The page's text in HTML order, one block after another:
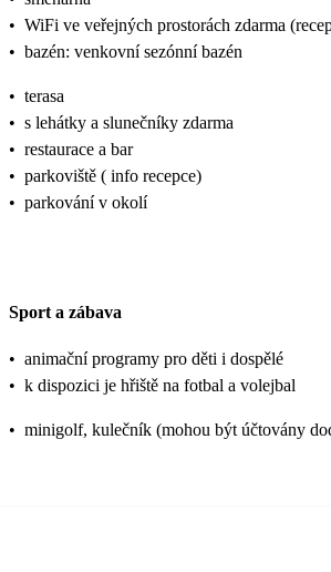
• WiFi ve veřejných prostorách zdarma
• bazén: venkovní sezónní bazén
• terasa
• s lehátky a slunečníky zdarma
• restaurace a bar
• parkoviště ( info recepce)
• parkování v okolí
Sport a zábava
• animační programy pro děti i dospělé
• k dispozici je hřiště na fotbal a volejbal
• minigolf, kulečník (mohou být účtovány